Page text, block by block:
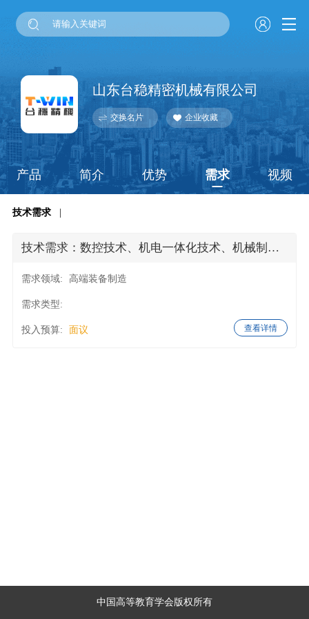
山东台稳精密机械有限公司
交换名片 企业收藏
产品 简介 优势 需求 视频
技术需求 |
技术需求：数控技术、机电一体化技术、机械制图技术
需求领域: 高端装备制造
需求类型:
投入预算: 面议 查看详情
中国高等教育学会版权所有